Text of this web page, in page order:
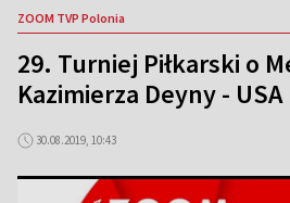
ZOOM TVP Polonia
29. Turniej Piłkarski o
Kazimierza Deyny - USA
30.08.2019, 10:43